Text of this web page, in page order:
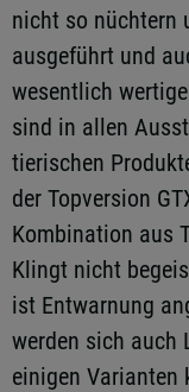
nicht so nüchtern
ausgeführt und
wesentlich
sind in allen
tierischen
der Topversion
Kombination aus
Klingt nicht
ist Entwarnung
werden sich auch
einigen Varianten